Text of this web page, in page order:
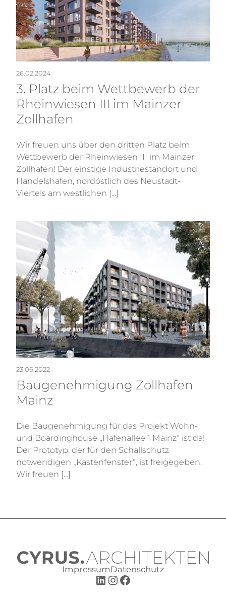
26.02.2024
3. Platz beim Wettbewerb der
Rheinwiesen III im Mainzer
Zollhafen
Wir freuen uns über den dritten Platz beim
Wettbewerb der Rheinwiesen III im Mainzer
Zollhafen! Der einstige Industriestandort und
Handelshafen, nordöstlich des Neustadt-
Viertels am westlichen [...]
23.06.2022
Baugenehmigung Zollhafen
Mainz
Die Baugenehmigung für das Projekt Wohn-
und Boardinghouse „Hafenallee 1 Mainz“ ist da!
Der Prototyp, der für den Schallschutz
notwendigen „Kastenfenster“, ist freigegeben.
Wir freuen [...]
Impressum Datenschutz